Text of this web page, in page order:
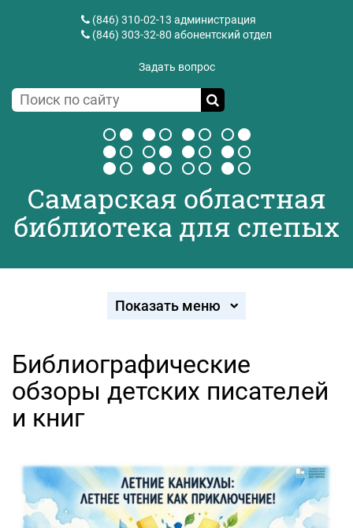
(846) 310-02-13 администрация
(846) 303-32-80 абонентский отдел
Задать вопрос
Самарская областная
библиотека для слепых
Показать меню
Библиографические
обзоры детских писателей
и книг